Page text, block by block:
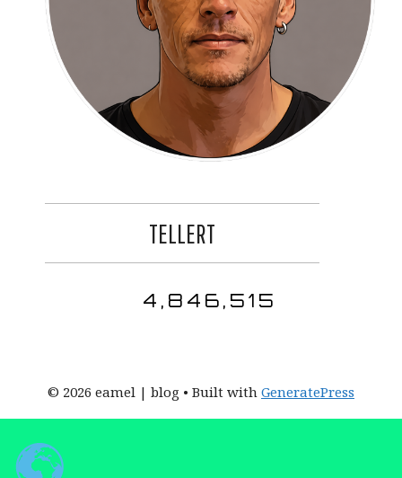
TELLERT
4,846,515
© 2026 eamel | blog • Built with GeneratePress